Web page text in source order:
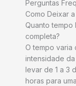
Perguntas
Como Deixar
Quanto tempo
completa?
O tempo varia
intensidade da
levar de 1 a 3
horas para